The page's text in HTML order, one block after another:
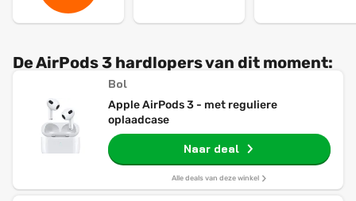
De AirPods 3 hardlopers van dit moment:
Bol
Apple AirPods 3 - met reguliere
oplaadcase
Naar deal
Alle deals van deze winkel